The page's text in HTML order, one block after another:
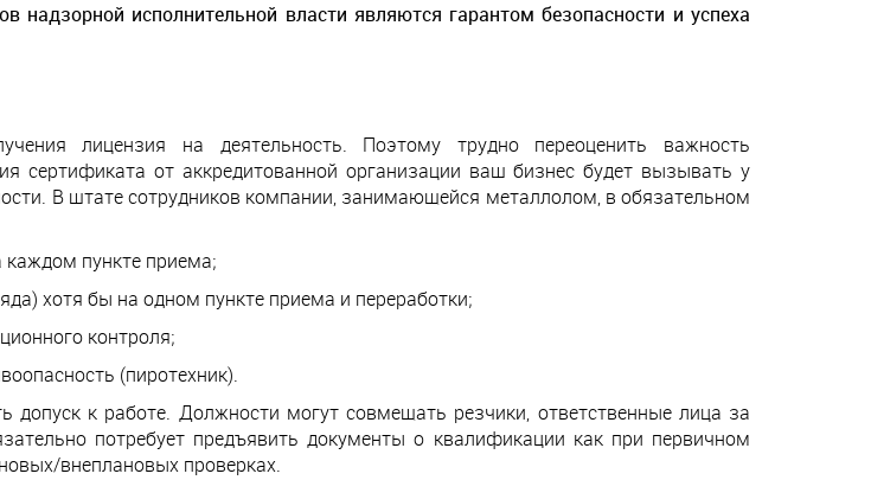
надзорной исполнительной власти являются гарантом безопасности и успеха
лицензия на деятельность. Поэтому трудно переоценить важность
сертификата от аккредитованной организации ваш бизнес будет вызывать у
В штате сотрудников компании, занимающейся металлолом, в обязательном
пункте приема;
хотя бы на одном пункте приема и переработки;
контроля;
(пиротехник).
к работе. Должности могут совмещать резчики, ответственные лица за
потребует предъявить документы о квалификации как при первичном
внеплановых проверках.